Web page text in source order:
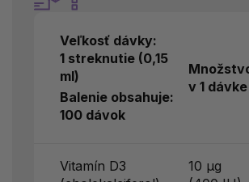
Veľkosť dávky:
1 streknutie (0,15
ml)
Balenie obsahuje:
100 dávok
v 1 dávke
Vitamín D3
10 μg